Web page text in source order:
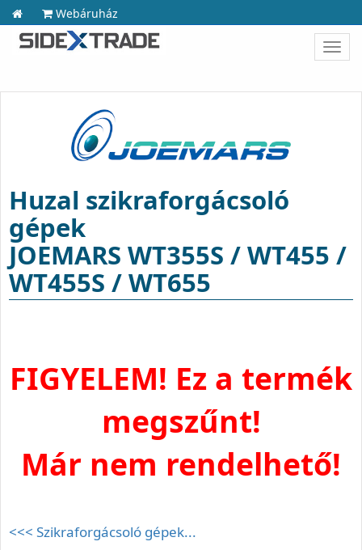
Webáruház
Huzal szikraforgácsoló
gépek
JOEMARS WT355S / WT455 /
WT455S / WT655
FIGYELEM! Ez a termék
megszűnt!
Már nem rendelhető!
<<< Szikraforgácsoló gépek...